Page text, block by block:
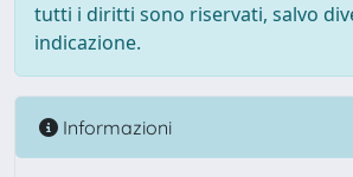
tutti i diritti sono riservati, salvo
indicazione.
Informazioni